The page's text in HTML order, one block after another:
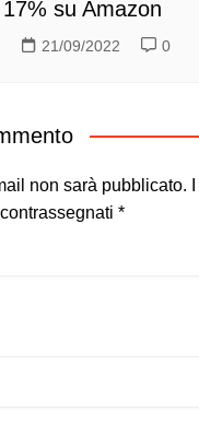
su Amazon
21/09/2022 0
non sarà pubblicato.
*